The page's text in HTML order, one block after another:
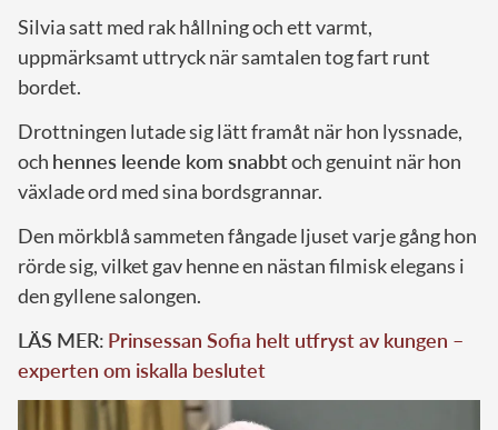
Silvia satt med rak hållning och ett varmt,
uppmärksamt uttryck när samtalen tog fart runt
bordet.
Drottningen lutade sig lätt framåt när hon lyssnade,
och hennes leende kom snabbtoch genuint när hon
växlade ord med sina bordsgrannar.
Den mörkblå sammeten fångade ljuset varje gång hon
rörde sig, vilket gav henne en nästan filmisk elegans i
den gyllene salongen.
LÄS MER: Prinsessan Sofia helt utfryst av kungen –
experten om iskalla beslutet